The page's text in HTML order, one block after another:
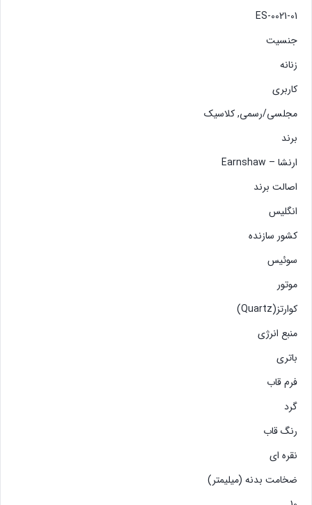
ES-0021-01
جنسیت
زنانه
کاربری
مجلسی/رسمی, کلاسیک
برند
ارنشا – Earnshaw
اصالت برند
انگلیس
کشور سازنده
سوئیس
موتور
کوارتز(Quartz)
منبع انرژی
باتری
فرم قاب
گرد
رنگ قاب
نقره ای
ضخامت بدنه (میلیمتر)